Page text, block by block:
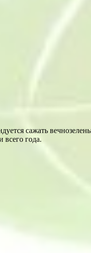
сажать
всего года.